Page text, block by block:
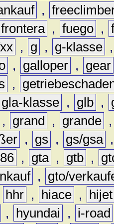
,
frontera , fuego ,
, g , g-klasse
, galloper ,
gear
,
gla-klasse , glb ,
, grand , grande
, gs , gs/gsa
, gta , gtb ,
,
gto/
hhr , hiace ,
hijet
, hyundai ,
i-road